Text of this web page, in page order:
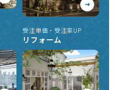
受注単価・受注率UP
リフォーム